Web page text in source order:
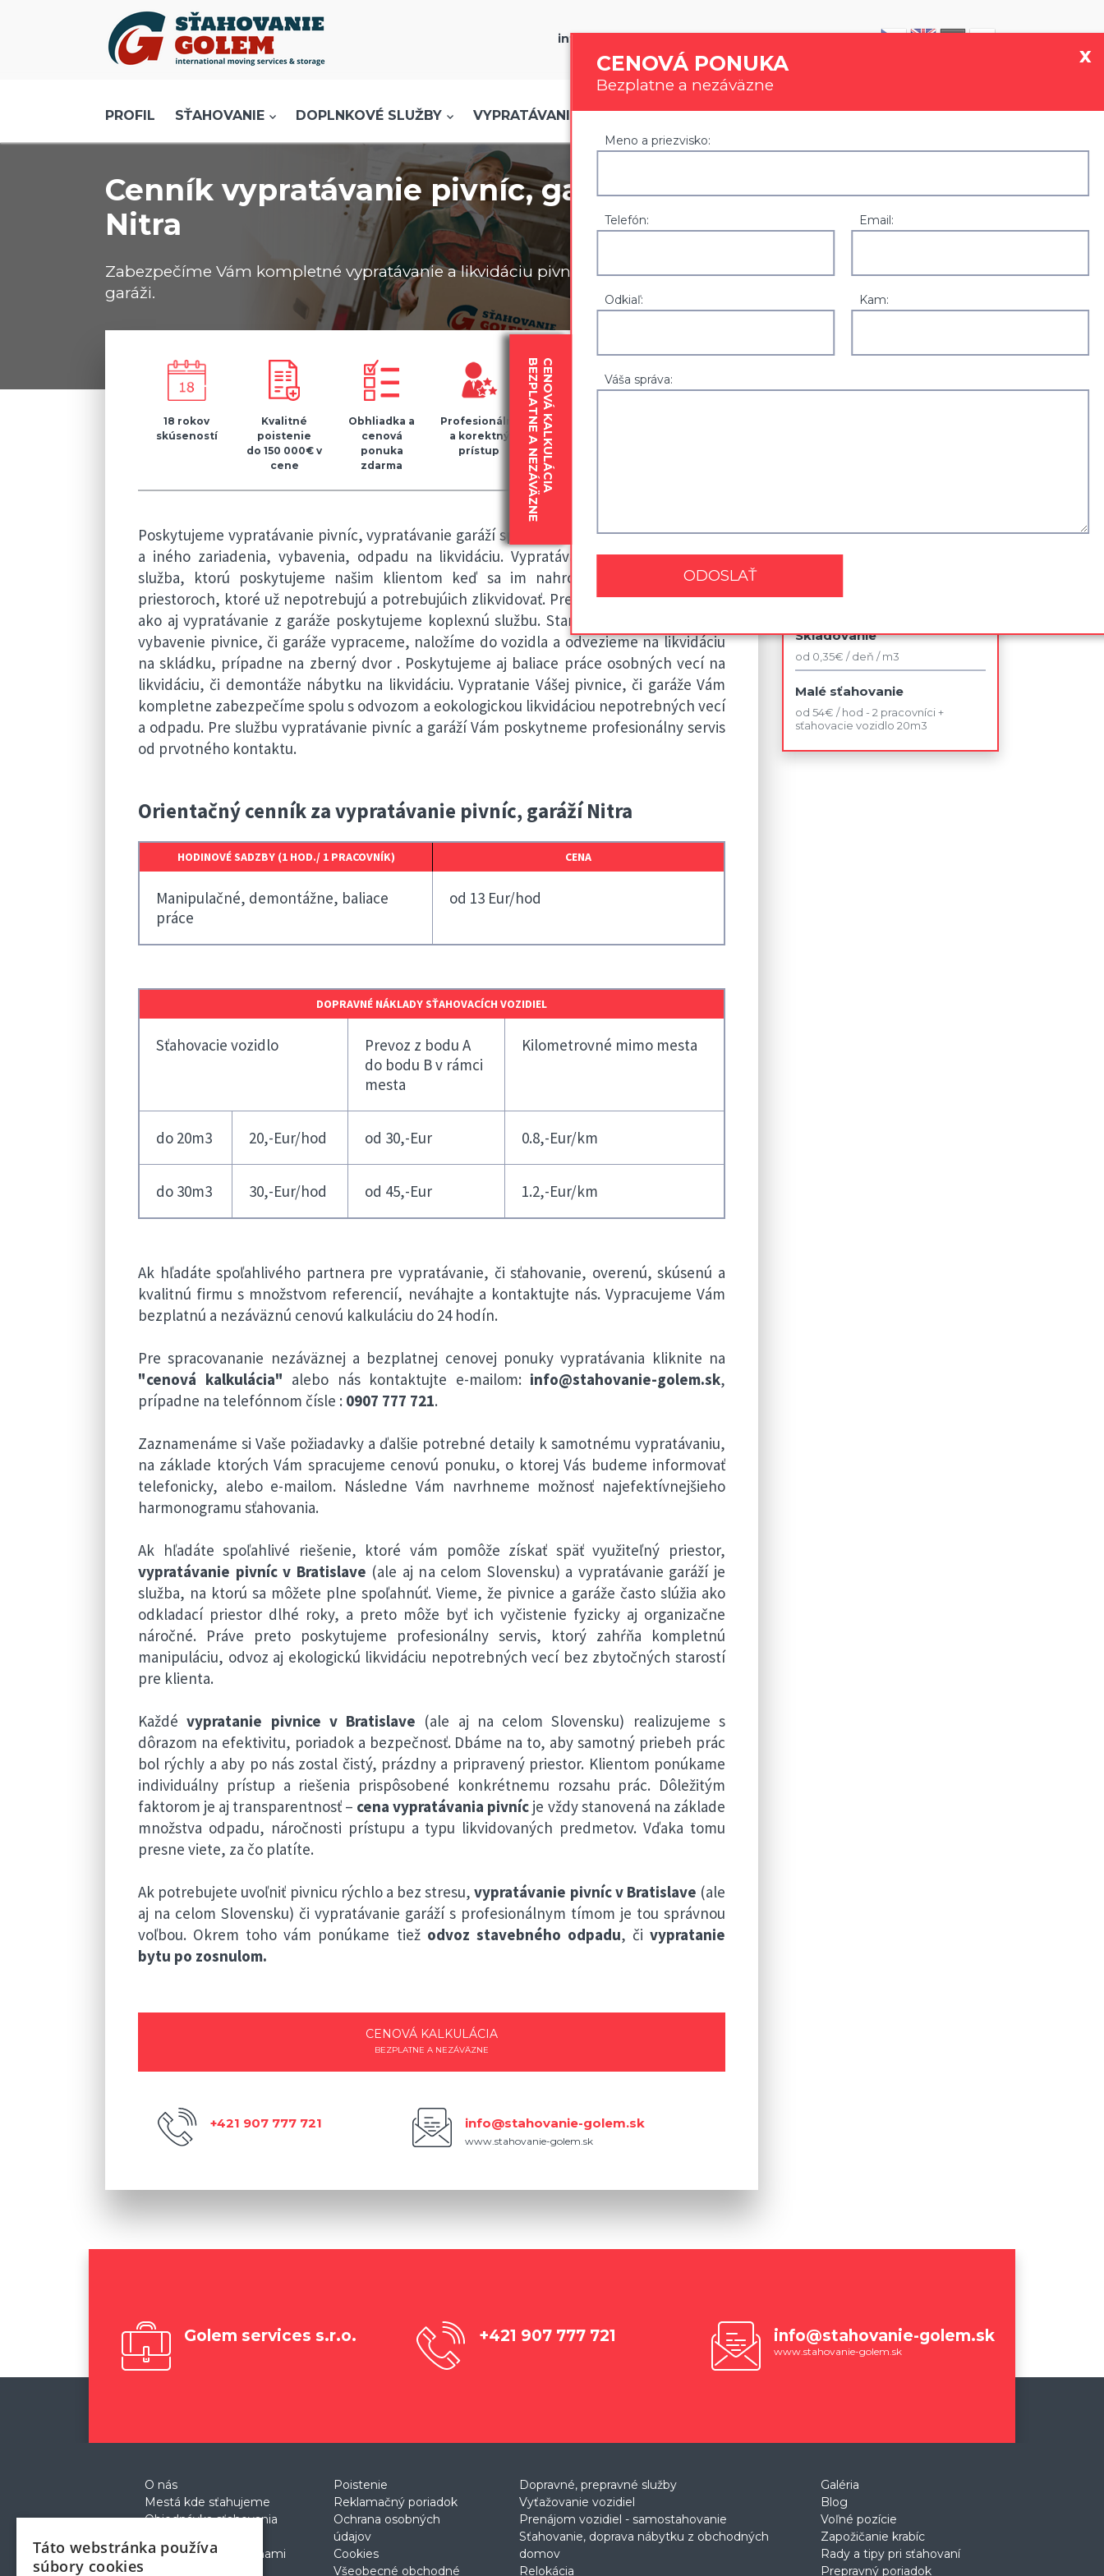
Menu
SŤAHOVANIE - SŤAHOVACIE SLUŽBY
DOPRAVA - DOPRAVNÉ SLUŽBY
SKLADOVANIE
info@stahovanie-golem.sk
PROFIL SŤAHOVANIE DOPLNKOVÉ SLUŽBY VYPRATÁVANIE SKLADOVANIE GALÉRIA REFERENCIE KONTAKT
0907 777 721
Cenník vypratávanie pivníc, garáží
Nitra
Zabezpečíme Vám kompletné vypratávanie a likvidáciu pivníc a
garáži.
18 rokov
skúseností
Kvalitné
poistenie
do 150 000€ v
cene
Obhliadka a
cenová
ponuka
zdarma
Profesionálny
a korektný
prístup
Poskytujeme vypratávanie pivníc, vypratávanie garáží spolu s odvozom starého nábytku
a iného zariadenia, vybavenia, odpadu na likvidáciu. Vypratávanie pivníc a garáží je
služba, ktorú poskytujeme našim klientom keď sa im nahromadia veci v daných
priestoroch, ktoré už nepotrebujú a potrebujúich zlikvidovať. Pre vypratávanie z pivnice
ako aj vypratávanie z garáže poskytujeme koplexnú službu. Starý nábytok, zariadenie,
vybavenie pivnice, či garáže vypraceme, naložíme do vozidla a odvezieme na likvidáciu
na skládku, prípadne na zberný dvor . Poskytujeme aj baliace práce osobných vecí na
likvidáciu, či demontáže nábytku na likvidáciu. Vypratanie Vášej pivnice, či garáže Vám
kompletne zabezpečíme spolu s odvozom a eokologickou likvidáciou nepotrebných vecí
a odpadu. Pre službu vypratávanie pivníc a garáží Vám poskytneme profesionálny servis
od prvotného kontaktu.
Orientačný cenník za vypratávanie pivníc, garáží Nitra
HODINOVÉ SADZBY (1 HOD./ 1 PRACOVNÍK) CENA
Manipulačné, demontážne, baliace
práce
od 13 Eur/hod
DOPRAVNÉ NÁKLADY SŤAHOVACÍCH VOZIDIEL
Sťahovacie vozidlo
Prevoz z bodu A
do bodu B v rámci
mesta
Kilometrovné mimo mesta
do 20m3 20,-Eur/hod od 30,-Eur 0.8,-Eur/km
do 30m3 30,-Eur/hod od 45,-Eur 1.2,-Eur/km
Ak hľadáte spoľahlivého partnera pre vypratávanie, či sťahovanie, overenú, skúsenú a
kvalitnú firmu s množstvom referencií, neváhajte a kontaktujte nás. Vypracujeme Vám
bezplatnú a nezáväznú cenovú kalkuláciu do 24 hodín.
Pre spracovananie nezáväznej a bezplatnej cenovej ponuky vypratávania kliknite na
"cenová kalkulácia" alebo nás kontaktujte e-mailom: info@stahovanie-golem.sk,
prípadne na telefónnom čísle : 0907 777 721.
Zaznamenáme si Vaše požiadavky a ďalšie potrebné detaily k samotnému vypratávaniu,
na základe ktorých Vám spracujeme cenovú ponuku, o ktorej Vás budeme informovať
telefonicky, alebo e-mailom. Následne Vám navrhneme možnosť najefektívnejšieho
harmonogramu sťahovania.
Ak hľadáte spoľahlivé riešenie, ktoré vám pomôže získať späť využiteľný priestor,
vypratávanie pivníc v Bratislave (ale aj na celom Slovensku) a vypratávanie garáží je
služba, na ktorú sa môžete plne spoľahnúť. Vieme, že pivnice a garáže často slúžia ako
odkladací priestor dlhé roky, a preto môže byť ich vyčistenie fyzicky aj organizačne
náročné. Práve preto poskytujeme profesionálny servis, ktorý zahŕňa kompletnú
manipuláciu, odvoz aj ekologickú likvidáciu nepotrebných vecí bez zbytočných starostí
pre klienta.
Každévypratanie pivnice v Bratislave (ale aj na celom Slovensku) realizujeme s
dôrazom na efektivitu, poriadok a bezpečnosť. Dbáme na to, aby samotný priebeh prác
bol rýchly a aby po nás zostal čistý, prázdny a pripravený priestor. Klientom ponúkame
individuálny prístup a riešenia prispôsobené konkrétnemu rozsahu prác. Dôležitým
faktorom je aj transparentnosť – cena vypratávania pivníc je vždy stanovená na základe
množstva odpadu, náročnosti prístupu a typu likvidovaných predmetov. Vďaka tomu
presne viete, za čo platíte.
Ak potrebujete uvoľniť pivnicu rýchlo a bez stresu,vypratávanie pivníc v Bratislave (ale
aj na celom Slovensku) či vypratávanie garáží s profesionálnym tímom je tou správnou
voľbou. Okrem toho vám ponúkame tiež odvoz stavebného odpadu, čivypratanie
bytu po zosnulom.
CENOVÁ KALKULÁCIA
BEZPLATNE A NEZÁVÄZNE
+421 907 777 721 info@stahovanie-golem.sk
www.stahovanie-golem.sk
Zľavy a akcie
od 75 €
Skladovanie
od 0,35€ / deň / m3
Malé sťahovanie
od 54€ / hod - 2 pracovníci +
sťahovacie vozidlo 20m3
Golem services s.r.o. +421 907 777 721 info@stahovanie-golem.sk
www.stahovanie-golem.sk
O nás
Mestá kde sťahujeme
Objednávka sťahovania
Prečo sťahovanie s nami
Poistenie
Reklamačný poriadok
Ochrana osobných
údajov
Cookies
Všeobecné obchodné
Dopravné, prepravné služby
Vyťažovanie vozidiel
Prenájom vozidiel - samostahovanie
Sťahovanie, doprava nábytku z obchodných
domov
Relokácia
Galéria
Blog
Voľné pozície
Zapožičanie krabíc
Rady a tipy pri sťahovaní
Prepravný poriadok
CENOVÁ PONUKA
Bezplatne a nezáväzne
x
Meno a priezvisko:
Telefón: Email:
Odkiaľ: Kam:
Váša správa:
BEZPLATNE A NEZÁVÄZNECENOVÁ KALKULÁCIA
Táto webstránka používa
súbory cookies